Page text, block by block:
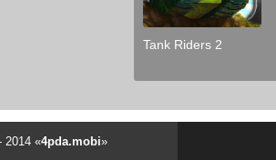
Tank Riders 2
2014 «4pda.mobi»